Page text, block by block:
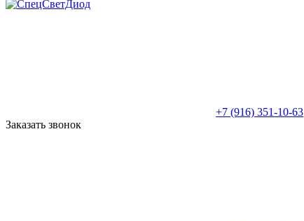
+7 (916) 351-10-63
Заказать звонок